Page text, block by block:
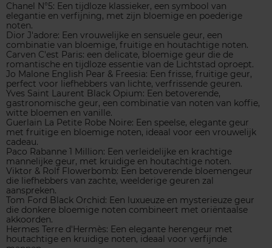
Chanel N°5: Een tijdloze klassieker, een symbool van
elegantie en verfijning, met zijn bloemige en poederige
noten.
Dior J'adore: Een vrouwelijke en sensuele geur, een
combinatie van bloemige, fruitige en houtachtige noten.
Carven C'est Paris: een delicate, bloemige geur die de
romantische en tijdloze essentie van de Lichtstad oproept.
Jo Malone English Pear & Freesia: Een frisse, fruitige geur,
perfect voor liefhebbers van lichte, verfrissende geuren.
Yves Saint Laurent Black Opium: Een betoverende,
gastronomische geur, een combinatie van noten van koffie,
witte bloemen en vanille.
Guerlain La Petite Robe Noire: Een speelse, elegante geur
met fruitige en bloemige noten, ideaal voor een vrouwelijk
cadeau.
Paco Rabanne 1 Million: Een verleidelijke en krachtige
mannelijke geur, met kruidige en houtachtige noten.
Viktor & Rolf Flowerbomb: Een betoverende bloemengeur
die liefhebbers van zachte, weelderige geuren zal
aanspreken.
Tom Ford Black Orchid: Een luxueuze en mysterieuze geur
die donkere bloemige noten combineert met oriëntaalse
akkoorden.
Hermes Terre d'Hermès: Een elegante herengeur met
houtachtige en kruidige noten, ideaal voor verfijnde